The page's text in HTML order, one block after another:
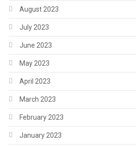
August 2023
July 2023
June 2023
May 2023
April 2023
March 2023
February 2023
January 2023